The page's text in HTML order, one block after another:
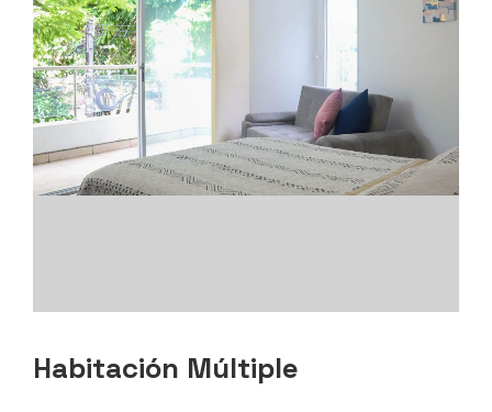
Habitación Múltiple